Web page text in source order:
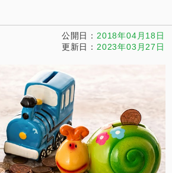
公開日
2018年04月18日
更新日
2023年03月27日